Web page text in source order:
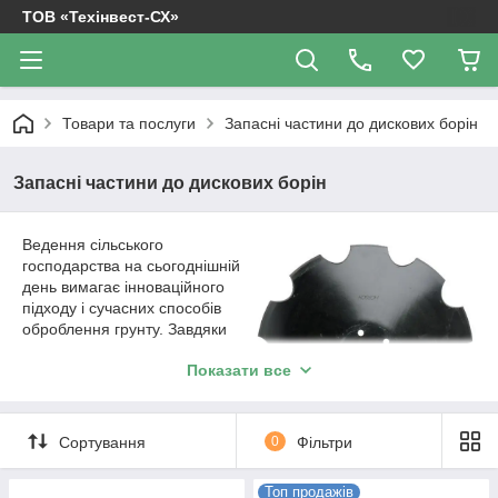
ТОВ «Техінвест-СХ»
Товари та послуги Запасні частини до дискових борін
Запасні частини до дискових борін
Ведення сільського
господарства на сьогоднішній
день вимагає інноваційного
підходу і сучасних способів
оброблення грунту. Завдяки
себе від послежаточной стерні.
Також боронування сприяє
руйнування ґрунтової кірки, яка
Показати все
Сортування 0 Фільтри
Топ продажів